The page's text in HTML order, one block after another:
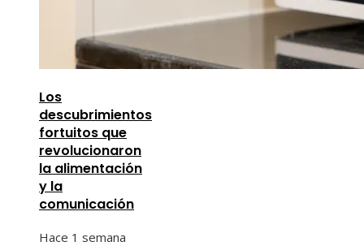
Los
descubrimientos
fortuitos que
revolucionaron
la alimentación
y la
comunicación
Hace 1 semana